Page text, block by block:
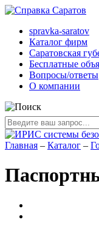
spravka-saratov
Каталог фирм
Саратовская
Бесплатные
Вопросы/ответы
О компании
Главная – Каталог –